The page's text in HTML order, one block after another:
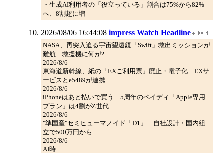
・生成AI利用者の「役立っている」割合は75%から82%
へ、8割超に増
2026/08/06 16:44:08 impress Watch Headline
NASA、再突入迫る宇宙望遠鏡「Swift」救出ミッションが
難航 救援機に何が?
2026/8/6
東海道新幹線、紙の「EXご利用票」廃止・電子化 EXサ
ービスとe5489が連携
2026/8/6
iPhoneはあと払いで買う 5周年のペイディ「Apple専用
プラン」は4割がZ世代
2026/8/6
"準国産"セミヒューマノイド「D1」 自社設計・国内組
立で500万円から
2026/8/6
AI時